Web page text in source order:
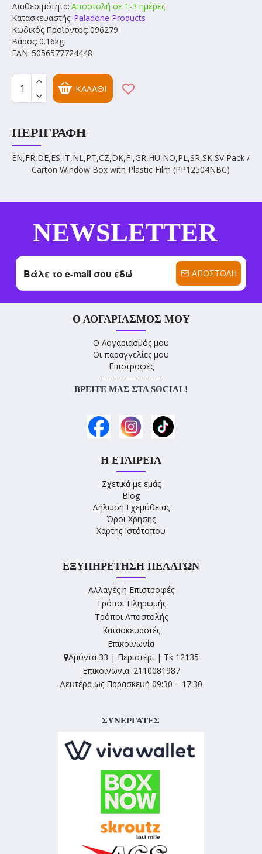
Διαθεσιμότητα: Αποστολή σε 1-3 ημέρες
Κατασκευαστής: Paladone Products
Κωδικός Προϊόντος: 096279
Βάρος: 0.16kg
EAN: 5056577724448
ΚΑΛΆΘΙ
ΠΕΡΙΓΡΑΦΉ
EN,FR,DE,ES,IT,NL,PT,CZ,DK,FI,GR,HU,NO,PL,SR,SK,SV Pack /
Carton Window Box with Plastic Film (PP12504NBC)
NEWSLETTER
ΑΠΟΣΤΟΛΉ
Ο ΛΟΓΑΡΙΑΣΜΌΣ ΜΟΥ
Ο Λογαριασμός μου
Οι παραγγελίες μου
Επιστροφές
----------------------
ΒΡΕΊΤΕ ΜΑΣ ΣΤΑ SOCIAL!
Η ΕΤΑΙΡΕΊΑ
Σχετικά με εμάς
Blog
Δήλωση Εχεμύθειας
Όροι Χρήσης
Χάρτης Ιστότοπου
ΕΞΥΠΗΡΈΤΗΣΗ ΠΕΛΑΤΏΝ
Αλλαγές ή Επιστροφές
Τρόποι Πληρωμής
Τρόποι Αποστολής
Κατασκευαστές
Επικοινωνία
Αμύντα 33 | Περιστέρι | Τκ 12135
Επικοινωνια: 2110081987
Δευτέρα ως Παρασκευή 09:30 – 17:30
ΣΥΝΕΡΓΑΤΕΣ